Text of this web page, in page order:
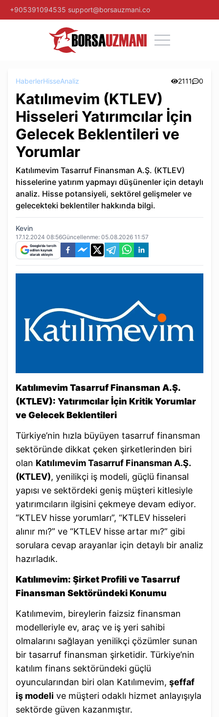
+905391094535 support@borsauzmani.co
HaberlerHisseAnaliz 2111 0
Katılımevim (KTLEV)
Hisseleri Yatırımcılar İçin
Gelecek Beklentileri ve
Yorumlar
Katılımevim Tasarruf Finansman A.Ş. (KTLEV)
hisselerine yatırım yapmayı düşünenler için detaylı
analiz. Hisse potansiyeli, sektörel gelişmeler ve
gelecekteki beklentiler hakkında bilgi.
Kevin
17.12.2024 08:56Güncellenme: 05.08.2026 11:57
Google'da tercih
edilen kaynak
olarak ekleyin
Katılımevim Tasarruf Finansman A.Ş.
(KTLEV): Yatırımcılar İçin Kritik Yorumlar
ve Gelecek Beklentileri
Türkiye’nin hızla büyüyen tasarruf finansman
sektöründe dikkat çeken şirketlerinden biri
olan Katılımevim Tasarruf Finansman A.Ş.
(KTLEV), yenilikçi iş modeli, güçlü finansal
yapısı ve sektördeki geniş müşteri kitlesiyle
yatırımcıların ilgisini çekmeye devam ediyor.
“KTLEV hisse yorumları”, “KTLEV hisseleri
alınır mı?” ve “KTLEV hisse artar mı?” gibi
sorulara cevap arayanlar için detaylı bir analiz
hazırladık.
Katılımevim: Şirket Profili ve Tasarruf
Finansman Sektöründeki Konumu
Katılımevim, bireylerin faizsiz finansman
modelleriyle ev, araç ve iş yeri sahibi
olmalarını sağlayan yenilikçi çözümler sunan
bir tasarruf finansman şirketidir. Türkiye’nin
katılım finans sektöründeki güçlü
oyuncularından biri olan Katılımevim, şeffaf
iş modeli ve müşteri odaklı hizmet anlayışıyla
sektörde güven kazanmıştır.